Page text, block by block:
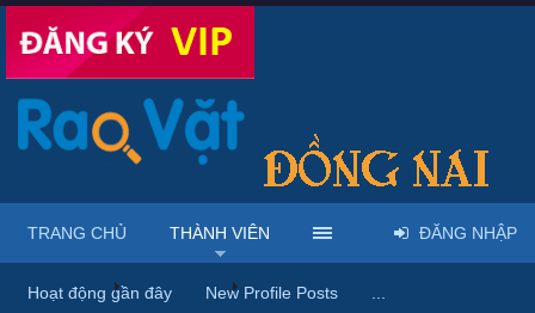
Trang chủ Thành viên keonhacai18today
TRANG CHỦ THÀNH VIÊN
Hoạt động gần đây New Profile Posts
ĐĂNG NHẬP